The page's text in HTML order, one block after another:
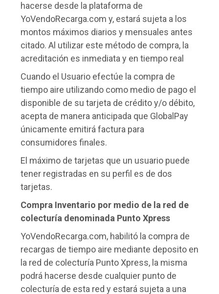
hacerse desde la plataforma de
YoVendoRecarga.com y, estará sujeta a los
montos máximos diarios y mensuales antes
citado. Al utilizar este método de compra, la
acreditación es inmediata y en tiempo real
Cuando el Usuario efectúe la compra de
tiempo aire utilizando como medio de pago el
disponible de su tarjeta de crédito y/o débito,
acepta de manera anticipada que GlobalPay
únicamente emitirá factura para
consumidores finales.
El máximo de tarjetas que un usuario puede
tener registradas en su perfil es de dos
tarjetas.
Compra Inventario por medio de la red de
colecturía denominada Punto Xpress
YoVendoRecarga.com, habilitó la compra de
recargas de tiempo aire mediante deposito en
la red de colecturía Punto Xpress, la misma
podrá hacerse desde cualquier punto de
colecturía de esta red y estará sujeta a una